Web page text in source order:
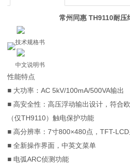
常州同惠 TH9110耐压
技术规格书
中文说明书
性能特点
■ 大功率：AC 5kV/100mA/500VA输出
■ 高安全性：高压浮动输出设计，符合
（仅TH9110）触电保护功能
■ 高分辨率：7寸800×480点，TFT-
■ 全新操作界面，中英文菜单
■ 电弧ARC侦测功能